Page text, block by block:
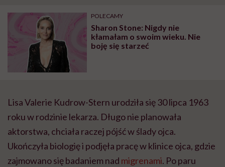
może chyba tylko
głupota i brak
wyobraźni"
pracy
POLECAMY
Sharon Stone: Nigdy nie
kłamałam o swoim wieku. Nie
boję się starzeć
Lisa Valerie Kudrow-Stern urodziła się 30 lipca 1963
roku w rodzinie lekarza. Długo nie planowała
aktorstwa, chciała raczej pójść w ślady ojca.
Ukończyła biologię i podjęła pracę w klinice ojca, gdzie
zajmowano się badaniem nad migrenami. Po paru